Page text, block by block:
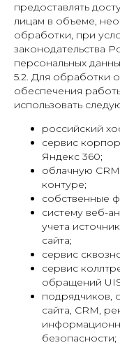
предоставлять
лицам в объеме,
обработки, при
законодательства
персональных
5.2. Для обработки
обеспечения
использовать
российский
сервис
Яндекс 360;
облачную
контуре;
собственные
систему веб-
учета
сайта;
сервис
сервис
обращений
подрядчиков,
сайта, CRM,
безопасности;